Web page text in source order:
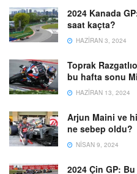
2024 Kanada
saat kaçta?
HAZIRAN 3, 2024
Toprak
bu hafta sonu
HAZIRAN 13, 2024
Arjun Maini ve
ne sebep oldu?
NISAN 9, 2024
2024 Çin GP: